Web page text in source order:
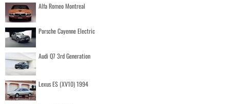
Alfa Romeo Montreal
Porsche Cayenne Electric
Audi Q7 3rd Generation
Lexus ES (XV10) 1994